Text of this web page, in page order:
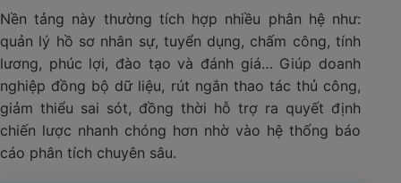
Nền tảng này thường tích hợp nhiều phân hệ như:
quản lý hồ sơ nhân sự, tuyển dụng, chấm công, tính
lương, phúc lợi, đào tạo và đánh giá… Giúp doanh
nghiệp đồng bộ dữ liệu, rút ngắn thao tác thủ công,
giảm thiểu sai sót, đồng thời hỗ trợ ra quyết định
chiến lược nhanh chóng hơn nhờ vào hệ thống báo
cáo phân tích chuyên sâu.